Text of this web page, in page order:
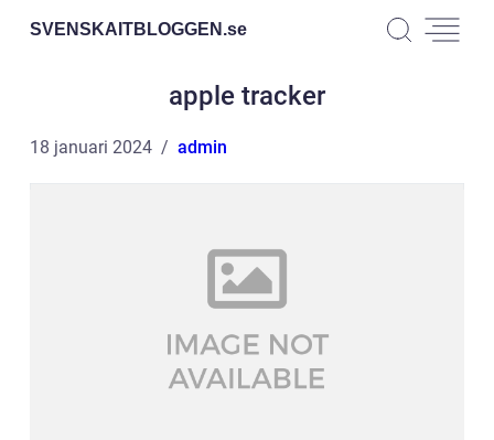
SVENSKAITBLOGGEN.se
apple tracker
18 januari 2024 admin